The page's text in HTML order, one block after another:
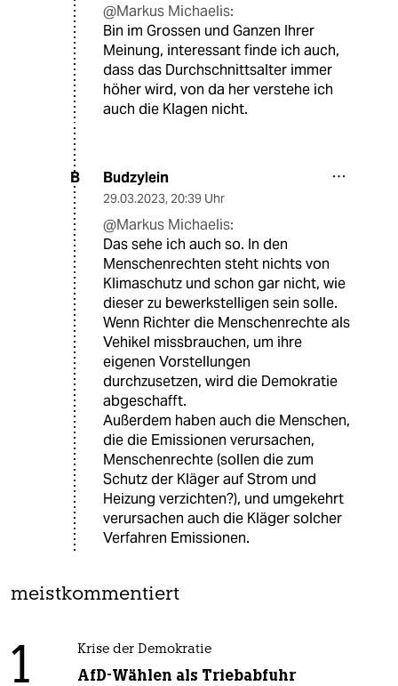
@Markus Michaelis:
Bin im Grossen und Ganzen Ihrer
Meinung, interessant finde ich auch,
dass das Durchschnittsalter immer
höher wird, von da her verstehe ich
auch die Klagen nicht.
B Budzylein
29.03.2023, 20:39 Uhr
@Markus Michaelis:
Das sehe ich auch so. In den
Menschenrechten steht nichts von
Klimaschutz und schon gar nicht, wie
dieser zu bewerkstelligen sein solle.
Wenn Richter die Menschenrechte als
Vehikel missbrauchen, um ihre
eigenen Vorstellungen
durchzusetzen, wird die Demokratie
abgeschafft.
Außerdem haben auch die Menschen,
die die Emissionen verursachen,
Menschenrechte (sollen die zum
Schutz der Kläger auf Strom und
Heizung verzichten?), und umgekehrt
verursachen auch die Kläger solcher
Verfahren Emissionen.
meistkommentiert
1 Krise der Demokratie
AfD-Wählen als Triebabfuhr